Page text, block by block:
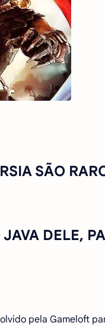
SÃO
DELE,
pela Gameloft